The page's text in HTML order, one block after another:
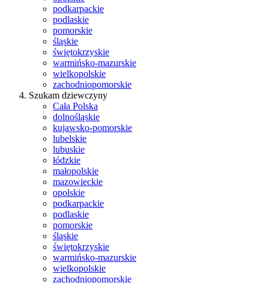
podkarpackie
podlaskie
pomorskie
śląskie
świętokrzyskie
warmińsko-mazurskie
wielkopolskie
zachodniopomorskie
Szukam dziewczyny
Cała Polska
dolnośląskie
kujawsko-pomorskie
lubelskie
lubuskie
łódzkie
małopolskie
mazowieckie
opolskie
podkarpackie
podlaskie
pomorskie
śląskie
świętokrzyskie
warmińsko-mazurskie
wielkopolskie
zachodniopomorskie